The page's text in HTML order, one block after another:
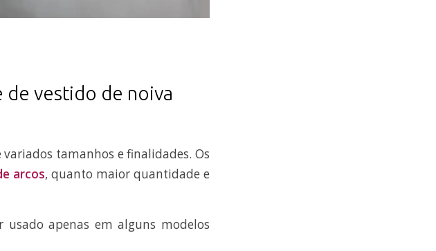
de vestido de noiva
variados tamanhos e finalidades. Os
arcos, quanto maior quantidade e
apenas em alguns modelos